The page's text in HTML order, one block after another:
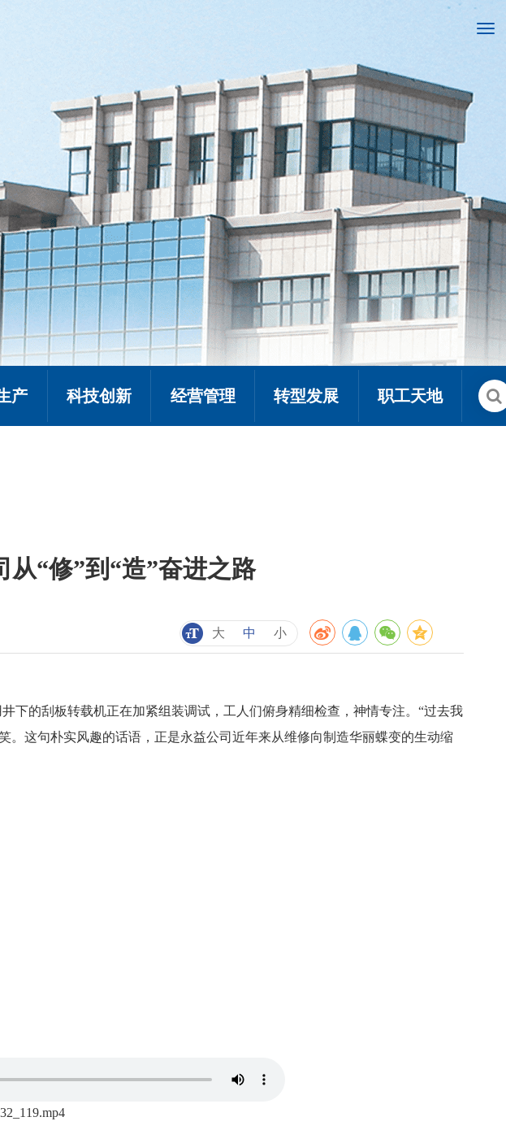
产 科技创新 经营管理 转型发展 职工天地
“修”到“造”奋进之路
大 中 小
下的刮板转载机正在加紧组装调试，工人们俯身精细检查，神情专注。“过去我
。这句朴实风趣的话语，正是永益公司近年来从维修向制造华丽蝶变的生动缩